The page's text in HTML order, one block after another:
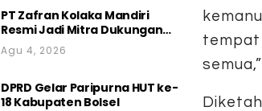
PT Zafran Kolaka Mandiri
Resmi Jadi Mitra Dukungan…
Agu 4, 2026
DPRD Gelar Paripurna HUT ke-
18 Kabupaten Bolsel
tempat